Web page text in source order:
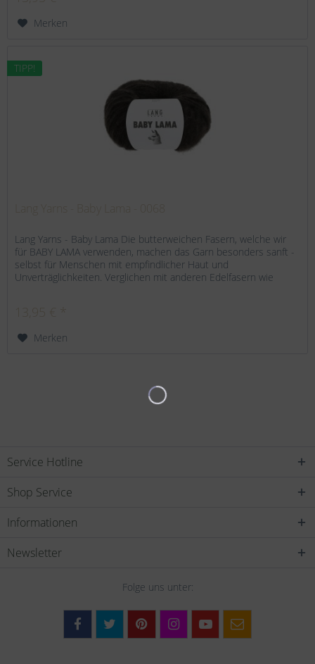
Merken
TIPP!
Lang Yarns - Baby Lama Die butterweichen Fasern, welche wir
für BABY LAMA verwenden, machen das Garn besonders sanft -
selbst für Menschen mit empfindlicher Haut und
Unverträglichkeiten. Verglichen mit anderen Edelfasern wie
Merken
Service Hotline
Shop Service
Informationen
Newsletter
Folge uns unter: